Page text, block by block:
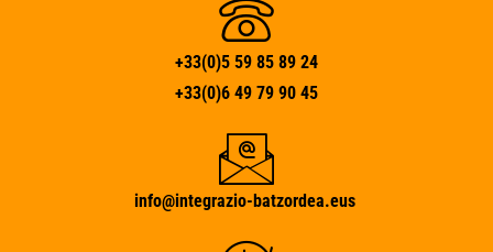
+33(0)5 59 85 89 24
+33(0)6 49 79 90 45
info@integrazio-batzordea.eus